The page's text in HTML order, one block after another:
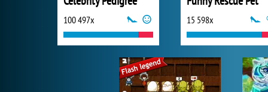
100 497x 15 598x